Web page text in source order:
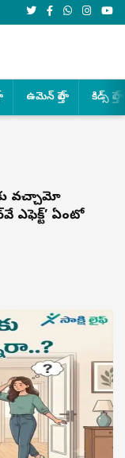
ఉమెన్ హెల్త్ కిడ్స్ హెల్త్
వచ్చామో
ఎఫెక్ట్’ ఏంటో